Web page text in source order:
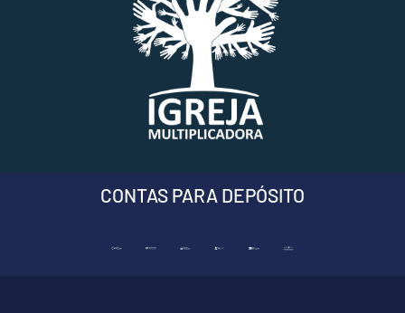
CONTAS PARA DEPÓSITO